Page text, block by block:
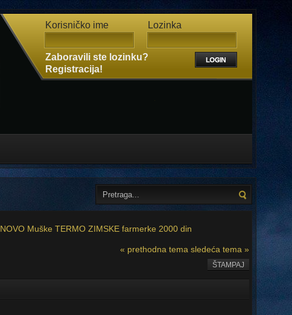
Korisničko ime Lozinka
Zaboravili ste lozinku?
Registracija!
NOVO Muške TERMO ZIMSKE farmerke 2000 din
« prethodna tema sledeća tema »
ŠTAMPAJ